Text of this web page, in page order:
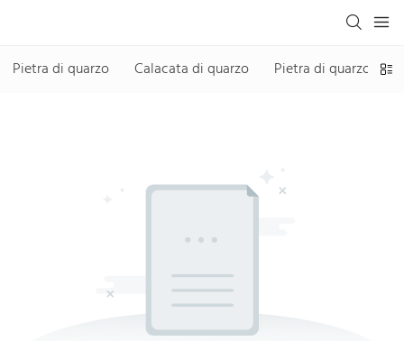
Pietra di quarzo Calacata di quarzo Pietra di quarzo